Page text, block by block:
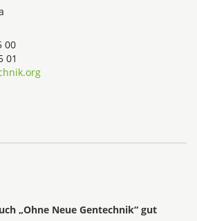
00
01
„Ohne Neue Gentechnik“ gut